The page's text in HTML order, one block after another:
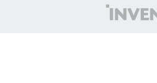
(주)
인